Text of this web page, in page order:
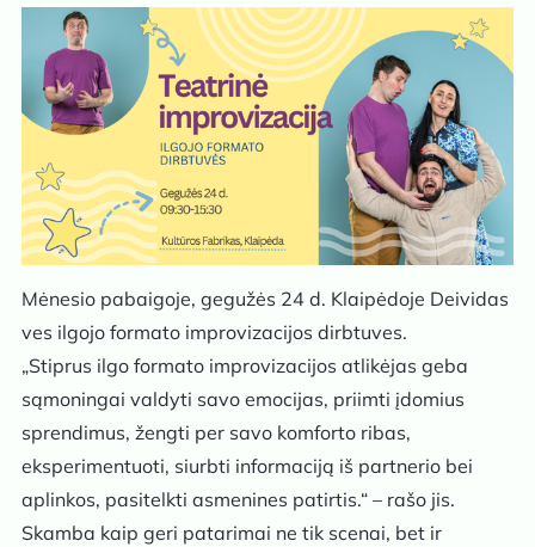
Mėnesio pabaigoje, gegužės 24 d. Klaipėdoje Deividas
ves ilgojo formato improvizacijos dirbtuves.
„Stiprus ilgo formato improvizacijos atlikėjas geba
sąmoningai valdyti savo emocijas, priimti įdomius
sprendimus, žengti per savo komforto ribas,
eksperimentuoti, siurbti informaciją iš partnerio bei
aplinkos, pasitelkti asmenines patirtis.“ – rašo jis.
Skamba kaip geri patarimai ne tik scenai, bet ir